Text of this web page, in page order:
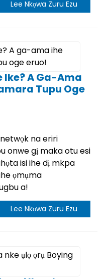
Lee Nkọwa Zuru Ezu
Ike? A Ga-Ama
Tupu Oge
na eriri
onwe gị maka otu esi
isi ihe dị mkpa
ọmụma
a!
Lee Nkọwa Zuru Ezu